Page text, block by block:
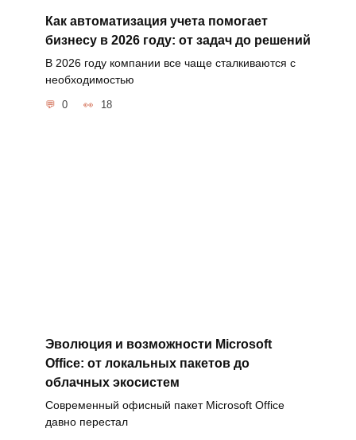
Как автоматизация учета помогает
бизнесу в 2026 году: от задач до решений
В 2026 году компании все чаще сталкиваются с
необходимостью
0 18
Эволюция и возможности Microsoft
Office: от локальных пакетов до
облачных экосистем
Современный офисный пакет Microsoft Office
давно перестал